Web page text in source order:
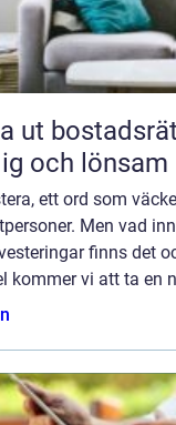
så gör du uthyrningen
och lönsam
ett ord som
Men vad
finns det
kommer vi att ta en